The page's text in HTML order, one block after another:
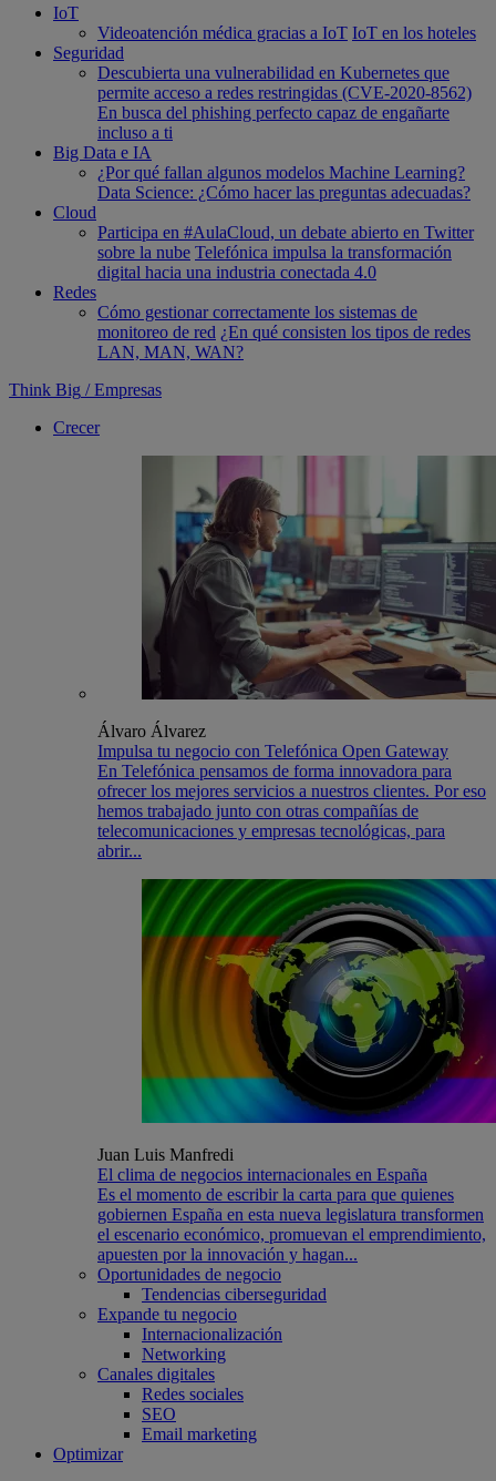
IoT
Videoatención médica gracias a IoT IoT en los hoteles
Seguridad
Descubierta una vulnerabilidad en Kubernetes que
permite acceso a redes restringidas (CVE-2020-8562)
En busca del phishing perfecto capaz de engañarte
incluso a ti
Big Data e IA
¿Por qué fallan algunos modelos Machine Learning?
Data Science: ¿Cómo hacer las preguntas adecuadas?
Cloud
Participa en #AulaCloud, un debate abierto en Twitter
sobre la nube Telefónica impulsa la transformación
digital hacia una industria conectada 4.0
Redes
Cómo gestionar correctamente los sistemas de
monitoreo de red ¿En qué consisten los tipos de redes
LAN, MAN, WAN?
Think Big / Empresas
Crecer
Álvaro Álvarez
Impulsa tu negocio con Telefónica Open Gateway
En Telefónica pensamos de forma innovadora para
ofrecer los mejores servicios a nuestros clientes. Por eso
hemos trabajado junto con otras compañías de
telecomunicaciones y empresas tecnológicas, para
abrir...
Juan Luis Manfredi
El clima de negocios internacionales en España
Es el momento de escribir la carta para que quienes
gobiernen España en esta nueva legislatura transformen
el escenario económico, promuevan el emprendimiento,
apuesten por la innovación y hagan...
Oportunidades de negocio
Tendencias ciberseguridad
Expande tu negocio
Internacionalización
Networking
Canales digitales
Redes sociales
SEO
Email marketing
Optimizar